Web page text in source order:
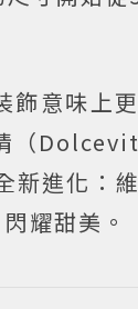
意味上
（
進化：
耀甜美。